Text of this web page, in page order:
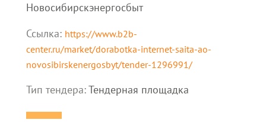
Новосибирскэнергосбыт
Ссылка: https://www.b2b-
center.ru/market/dorabotka-internet-saita-ao-
novosibirskenergosbyt/tender-1296991/
Тип тендера:Тендерная площадка